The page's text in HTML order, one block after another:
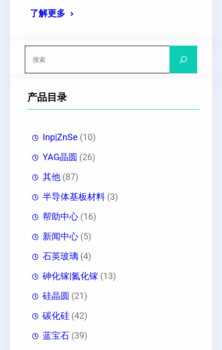
了解更多
产品目录
Inp|ZnSe (10)
YAG晶圆 (26)
其他 (87)
半导体基板材料 (3)
帮助中心 (16)
新闻中心 (5)
石英玻璃 (4)
砷化镓|氮化镓 (13)
硅晶圆 (21)
碳化硅 (42)
蓝宝石 (39)